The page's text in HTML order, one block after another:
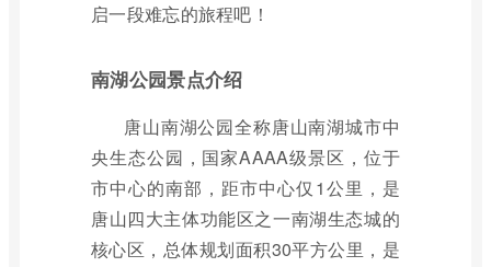
启一段难忘的旅程吧！
南湖公园景点介绍
唐山南湖公园全称唐山南湖城市中
央生态公园，国家AAAA级景区，位于
市中心的南部，距市中心仅1公里，是
唐山四大主体功能区之一南湖生态城的
核心区，总体规划面积30平方公里，是